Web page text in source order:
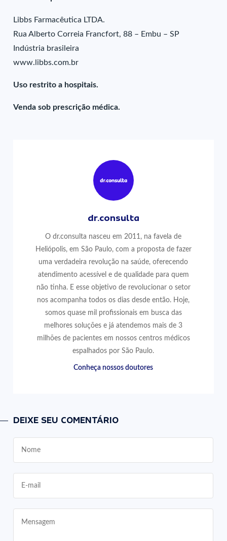
Libbs Farmacêutica LTDA.
Rua Alberto Correia Francfort, 88 – Embu – SP
Indústria brasileira
www.libbs.com.br
Uso restrito a hospitais.
Venda sob prescrição médica.
dr.consulta
O dr.consulta nasceu em 2011, na favela de
Heliópolis, em São Paulo, com a proposta de fazer
uma verdadeira revolução na saúde, oferecendo
atendimento acessível e de qualidade para quem
não tinha. E esse objetivo de revolucionar o setor
nos acompanha todos os dias desde então. Hoje,
somos quase mil profissionais em busca das
melhores soluções e já atendemos mais de 3
milhões de pacientes em nossos centros médicos
espalhados por São Paulo.
Conheça nossos doutores
DEIXE SEU COMENTÁRIO